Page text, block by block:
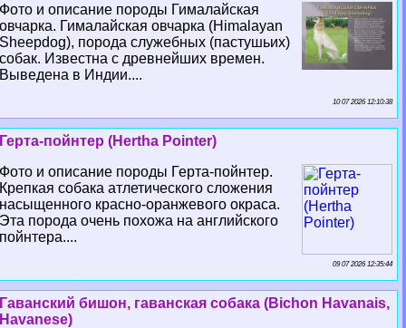
Фото и описание породы Гималайская
овчарка. Гималайская овчарка (Himalayan
Sheepdog), порода служебных (пастушьих)
собак. Известна с древнейших времен.
Выведена в Индии....
10 07 2026 12:10:38
Герта-пойнтер (Hertha Pointer)
Фото и описание породы Герта-пойнтер.
Крепкая собака атлетического сложения
насыщенного красно-оранжевого окраса.
Эта порода очень похожа на английского
пойнтера....
09 07 2026 12:35:44
Гаванский бишон, гаванская собака (Bichon Havanais,
Havanese)